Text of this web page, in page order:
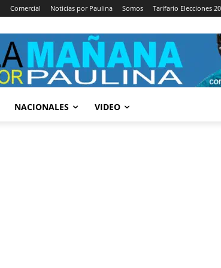
Comercial Noticias por Paulina Somos Tarifario Elecciones
NACIONALES VIDEO